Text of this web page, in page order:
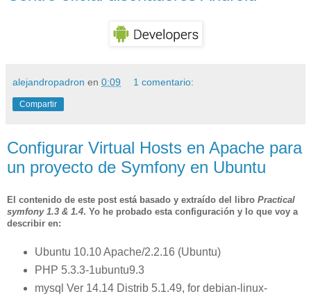
alejandropadron en 0:09 1 comentario:
Compartir
Configurar Virtual Hosts en Apache para
un proyecto de Symfony en Ubuntu
El contenido de este post está basado y extraído del libro Practical
symfony 1.3 & 1.4. Yo he probado esta configuración y lo que voy a
describir en:
Ubuntu 10.10 Apache/2.2.16 (Ubuntu)
PHP 5.3.3-1ubuntu9.3
mysql Ver 14.14 Distrib 5.1.49, for debian-linux-